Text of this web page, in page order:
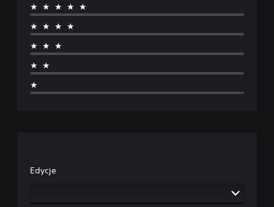
★★★★★
★★★★
★★★
★★
★
Edycje